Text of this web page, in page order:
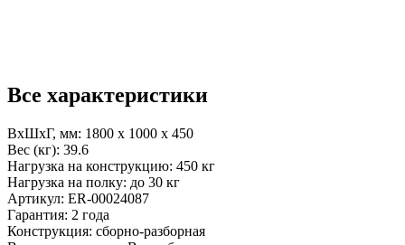
Все характеристики
ВхШхГ, мм: 1800 x 1000 x 450
Вес (кг): 39.6
Нагрузка на конструкцию: 450 кг
Нагрузка на полку: до 30 кг
Артикул: ER-00024087
Гарантия: 2 года
Конструкция: сборно-разборная